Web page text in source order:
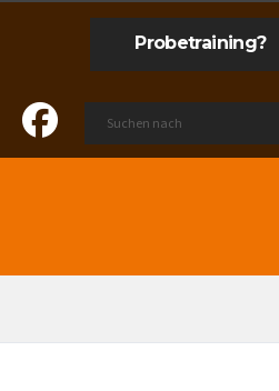
Probetraining?